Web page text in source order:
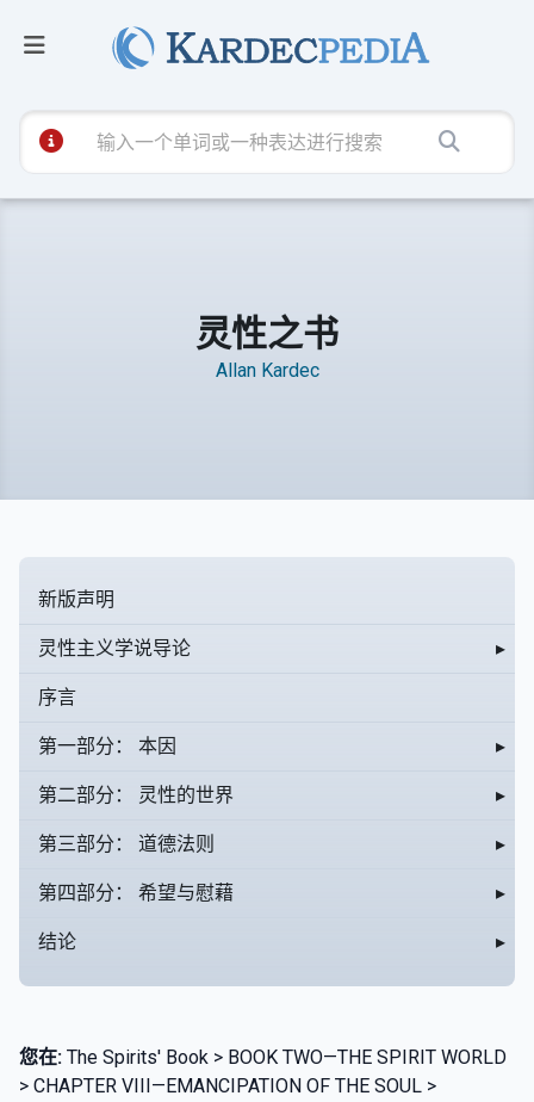
灵性之书
Allan Kardec
新版声明
灵性主义学说导论 ▸
序言
第一部分： 本因 ▸
第二部分： 灵性的世界 ▸
第三部分： 道德法则 ▸
第四部分： 希望与慰藉 ▸
结论 ▸
您在: The Spirits' Book > BOOK TWO—THE SPIRIT WORLD
> CHAPTER VIII—EMANCIPATION OF THE SOUL >